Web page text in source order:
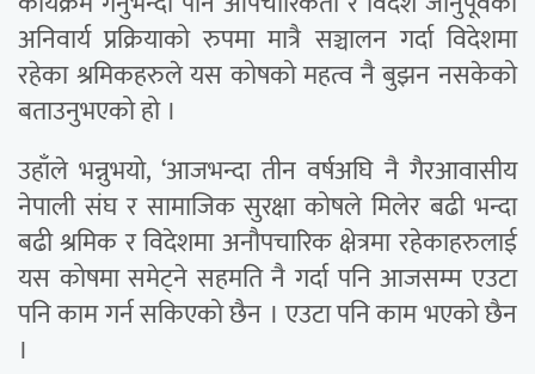
अनिवार्य प्रक्रियाको रुपमा मात्रै सञ्चालन गर्दा विदेशमा
रहेका श्रमिकहरुले यस कोषको महत्व नै बुझन नसकेको
बताउनुभएको हो ।
उहाँले भन्नुभयो, ‘आजभन्दा तीन वर्षअघि नै गैरआवासीय
नेपाली संघ र सामाजिक सुरक्षा कोषले मिलेर बढी भन्दा
बढी श्रमिक र विदेशमा अनौपचारिक क्षेत्रमा रहेकाहरुलाई
यस कोषमा समेट्ने सहमति नै गर्दा पनि आजसम्म एउटा
पनि काम गर्न सकिएको छैन । एउटा पनि काम भएको छैन
।